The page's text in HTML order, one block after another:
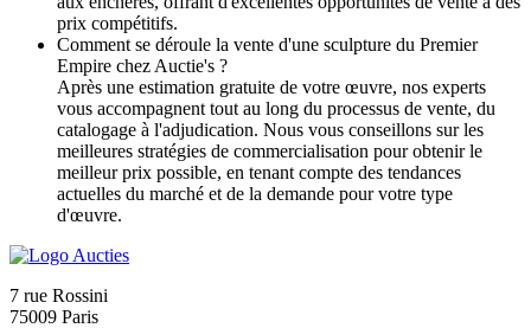
prix compétitifs.
Comment se déroule la vente d'une sculpture du Premier
Empire chez Auctie's ?
Après une estimation gratuite de votre œuvre, nos experts
vous accompagnent tout au long du processus de vente, du
catalogage à l'adjudication. Nous vous conseillons sur les
meilleures stratégies de commercialisation pour obtenir le
meilleur prix possible, en tenant compte des tendances
actuelles du marché et de la demande pour votre type
d'œuvre.
7 rue Rossini
75009 Paris